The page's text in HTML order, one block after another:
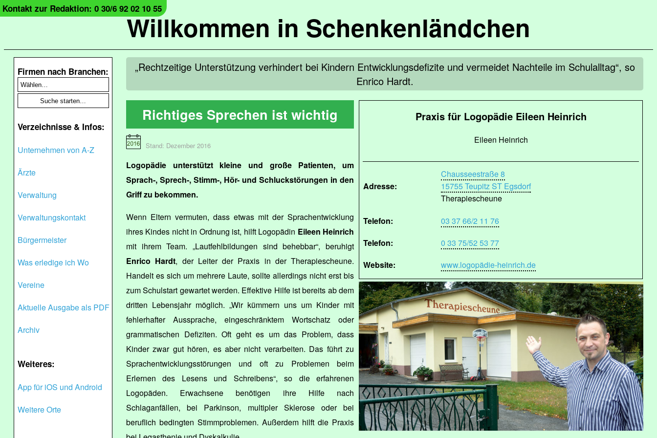
Willkommen in Schenkenländchen
Kontakt zur Redaktion: 0 30/6 92 02 10 55
Firmen nach Branchen:
Verzeichnisse & Infos:
Unternehmen von A-Z
Ärzte
Verwaltung
Verwaltungskontakt
Bürgermeister
Was erledige ich Wo
Vereine
Aktuelle Ausgabe als PDF
Archiv
Weiteres:
App für iOS und Android
Weitere Orte
„Rechtzeitige Unterstützung verhindert bei Kindern Entwicklungsdefizite und vermeidet Nachteile im Schulalltag“, so
Enrico Hardt.
Praxis für Logopädie Eileen Heinrich
Eileen Heinrich
Adresse:
Chausseestraße 8
15755 Teupitz ST Egsdorf
Therapiescheune
Telefon:
03 37 66/2 11 76
Telefon:
0 33 75/52 53 77
Website:
www.logopädie-heinrich.de
Richtiges Sprechen ist wichtig
Stand: Dezember 2016
Logopädie unterstützt kleine und große Patienten, um
Sprach-, Sprech-, Stimm-, Hör- und Schluckstörungen in den
Griff zu bekommen.
Wenn Eltern vermuten, dass etwas mit der Sprachentwicklung
ihres Kindes nicht in Ordnung ist, hilft Logopädin Eileen Heinrich
mit ihrem Team. „Lautfehlbildungen sind behebbar“, beruhigt
Enrico Hardt, der Leiter der Praxis in der Therapiescheune.
Handelt es sich um mehrere Laute, sollte allerdings nicht erst bis
zum Schulstart gewartet werden. Effektive Hilfe ist bereits ab dem
dritten Lebensjahr möglich. „Wir kümmern uns um Kinder mit
fehlerhafter Aussprache, eingeschränktem Wortschatz oder
grammatischen Defiziten. Oft geht es um das Problem, dass
Kinder zwar gut hören, es aber nicht verarbeiten. Das führt zu
Sprachentwicklungsstörungen und oft zu Problemen beim
Erlernen des Lesens und Schreibens“, so die erfahrenen
Logopäden. Erwachsene benötigen ihre Hilfe nach
Schlaganfällen, bei Parkinson, multipler Sklerose oder bei
beruflich bedingten Stimmproblemen. Außerdem hilft die Praxis